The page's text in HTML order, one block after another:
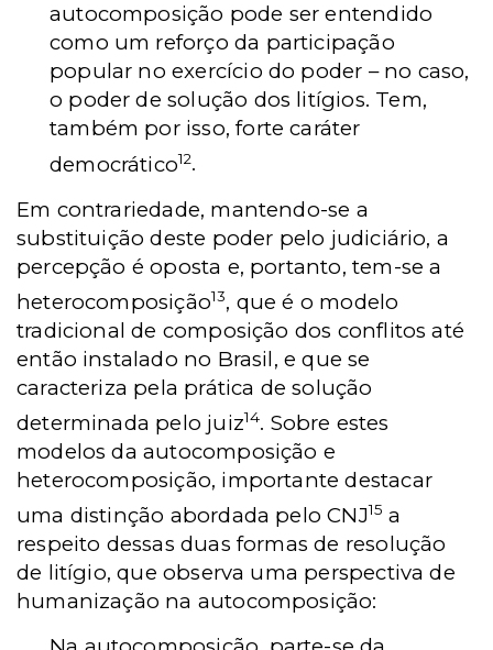
autocomposição pode ser entendido
como um reforço da participação
popular no exercício do poder – no caso,
o poder de solução dos litígios. Tem,
também por isso, forte caráter
democrático12.
Em contrariedade, mantendo-se a
substituição deste poder pelo judiciário, a
percepção é oposta e, portanto, tem-se a
heterocomposição13, que é o modelo
tradicional de composição dos conflitos até
então instalado no Brasil, e que se
caracteriza pela prática de solução
determinada pelo juiz14. Sobre estes
modelos da autocomposição e
heterocomposição, importante destacar
uma distinção abordada pelo CNJ15 a
respeito dessas duas formas de resolução
de litígio, que observa uma perspectiva de
humanização na autocomposição: